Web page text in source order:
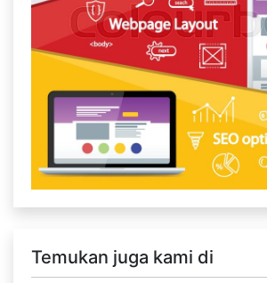
Temukan juga kami di